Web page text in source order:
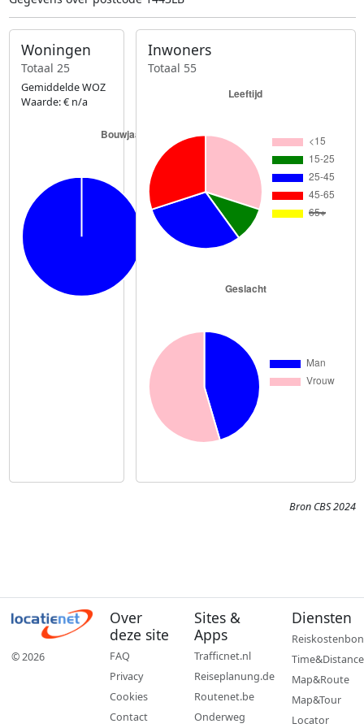
Woningen
Totaal 25
Gemiddelde WOZ
Waarde: € n/a
Inwoners
Totaal 55
Bron CBS 2024
© 2026
Over
deze site
FAQ
Privacy
Cookies
Contact
Sites &
Apps
Trafficnet.nl
Reiseplanung.de
Routenet.be
Onderweg
Diensten
Reiskostenbon
Time&Distance
Map&Route
Map&Tour
Locator